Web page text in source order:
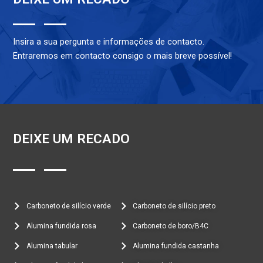
Insira a sua pergunta e informações de contacto.
Entraremos em contacto consigo o mais breve possível!
DEIXE UM RECADO
Carboneto de silício verde
Alumina fundida rosa
Alumina tabular
Carboneto de silício preto
Carboneto de boro/B4C
Alumina fundida castanha